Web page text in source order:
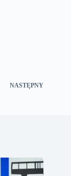
NASTĘPNY